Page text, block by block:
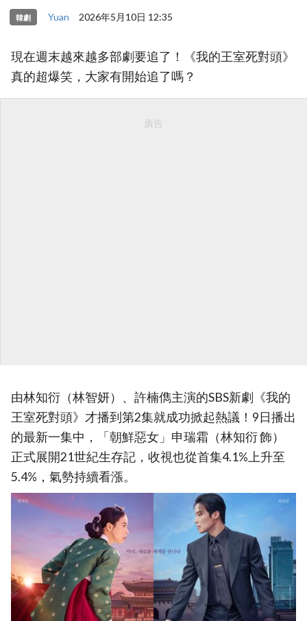
韓劇 Yuan 2026年5月10日 12:35
現在週末越來越多部劇要追了！《我的王室死對頭》
真的超爆笑，大家有開始追了嗎？
廣告
由林知衍（林智妍）、許楠儁主演的SBS新劇《我的
王室死對頭》才播到第2集就成功掀起熱議！9日播出
的最新一集中，「朝鮮惡女」申瑞霜（林知衍 飾）
正式展開21世紀生存記，收視也從首集4.1%上升至
5.4%，氣勢持續看漲。